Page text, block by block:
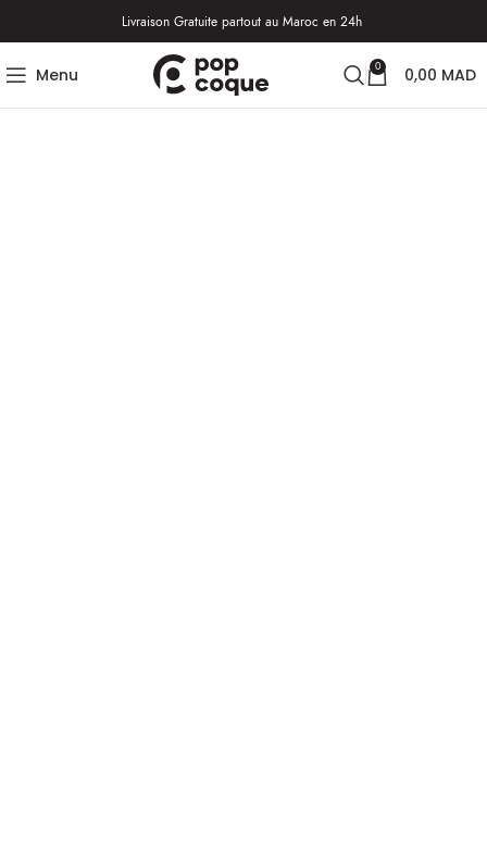
Livraison Gratuite partout au Maroc en 24h
Menu 0 0,00 MAD